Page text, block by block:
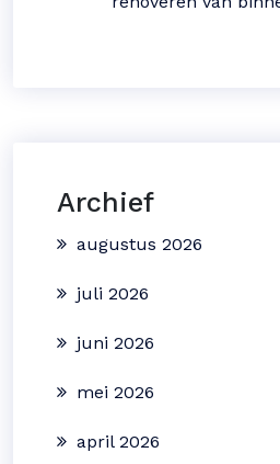
Archief
augustus 2026
juli 2026
juni 2026
mei 2026
april 2026